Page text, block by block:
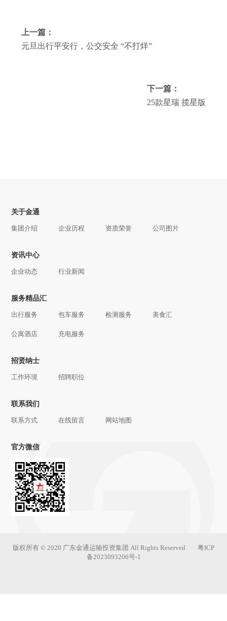
上一篇：
元旦出行平安行，公交安全 “不打烊”
下一篇：
25款星瑞 揽星版
关于金通
集团介绍 企业历程 资质荣誉 公司图片
资讯中心
企业动态 行业新闻
服务精品汇
出行服务 包车服务 检测服务 美食汇
公寓酒店 充电服务
招贤纳士
工作环境 招聘职位
联系我们
联系方式 在线留言 网站地图
官方微信
版权所有 © 2020 广东金通运输投资集团 All Rights Reserved 粤ICP
备2023093206号-1